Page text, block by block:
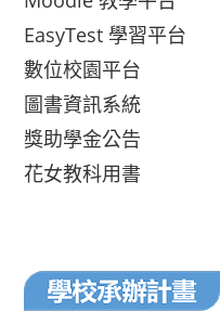
EasyTest 學習平台
數位校園平台
圖書資訊系統
獎助學金公告
花女教科用書